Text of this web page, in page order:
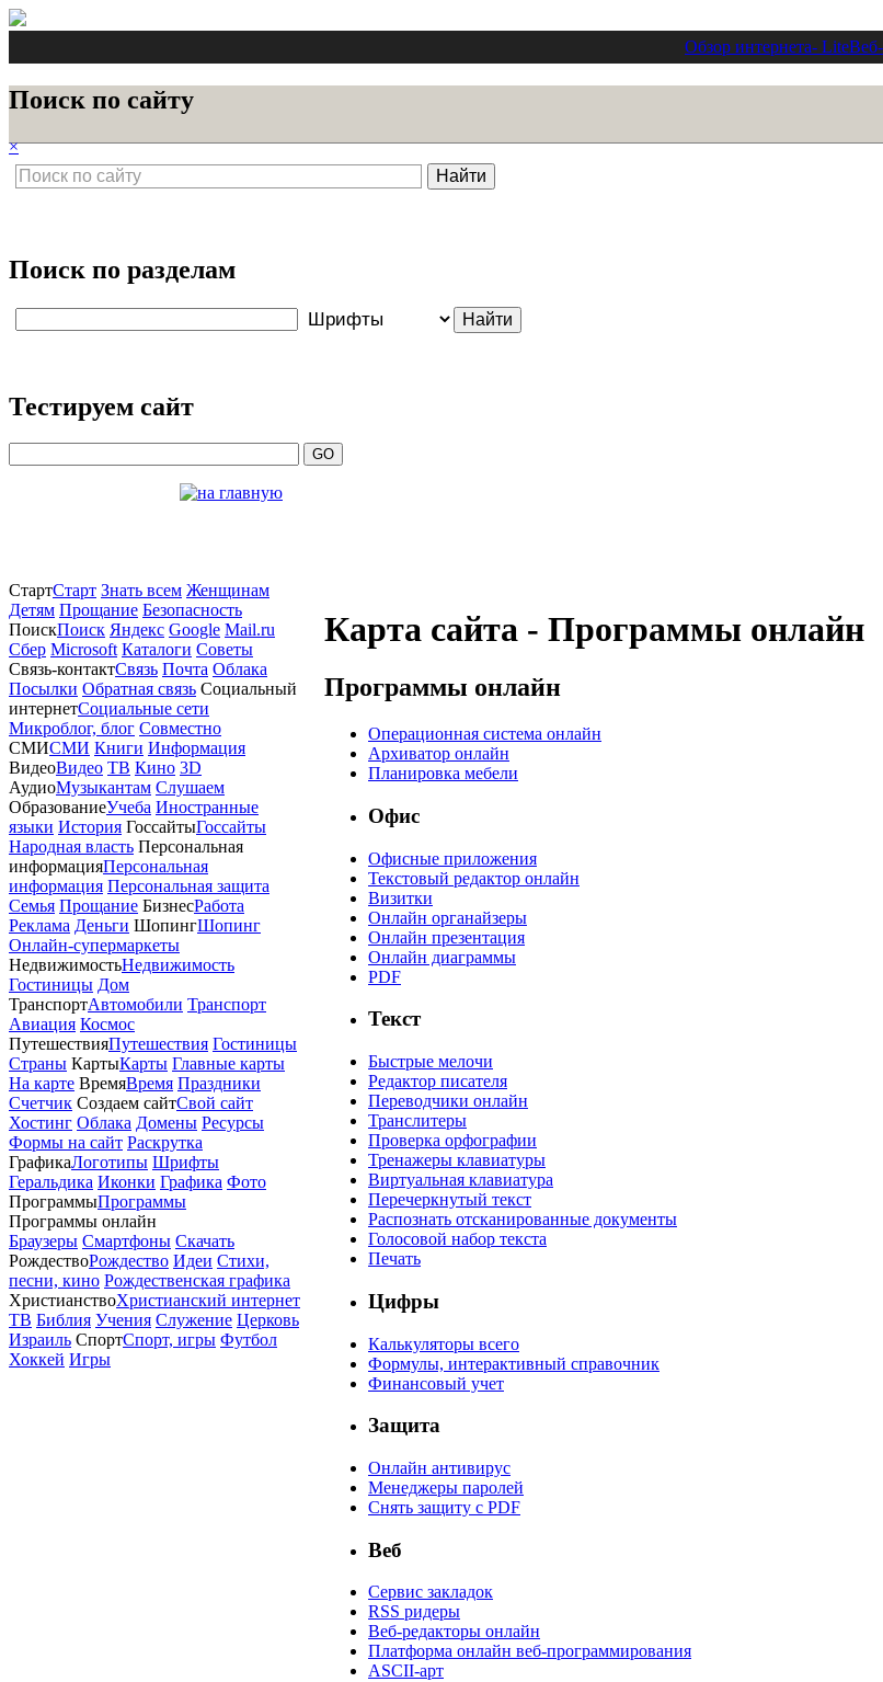
Обзор интернета- Lite
Поиск по сайту
×
Поиск по разделам
Тестируем сайт
СтартСтарт Знать всем Женщинам
Детям Прощание Безопасность
ПоискПоиск Яндекс Google Mail.ru
Сбер Microsoft Каталоги Советы
Связь-контактСвязь Почта Облака
Посылки Обратная связь Социальный
интернетСоциальные сети
Микроблог, блог Совместно
СМИСМИ Книги Информация
ВидеоВидео TB Кино 3D
АудиоМузыкантам Слушаем
ОбразованиеУчеба Иностранные
языки История ГоссайтыГоссайты
Народная власть Персональная
информацияПерсональная
информация Персональная защита
Семья Прощание БизнесРабота
Реклама Деньги ШопингШопинг
Онлайн-супермаркеты
НедвижимостьНедвижимость
Гостиницы Дом
ТранспортАвтомобили Транспорт
Авиация Космос
ПутешествияПутешествия Гостиницы
Страны КартыКарты Главные карты
На карте ВремяВремя Праздники
Счетчик Создаем сайтСвой сайт
Хостинг Облака Домены Ресурсы
Формы на сайт Раскрутка
ГрафикаЛоготипы Шрифты
Геральдика Иконки Графика Фото
ПрограммыПрограммы
Программы онлайн
Браузеры Смартфоны Скачать
РождествоРождество Идеи Стихи,
песни, кино Рождественская графика
ХристианствоХристианский интернет
ТВ Библия Учения Служение Церковь
Израиль СпортСпорт, игры Футбол
Хоккей Игры
Карта сайта - Программы онлайн
Программы онлайн
Операционная система онлайн
Архиватор онлайн
Планировка мебели
Офис
Офисные приложения
Текстовый редактор онлайн
Визитки
Онлайн органайзеры
Онлайн презентация
Онлайн диаграммы
PDF
Текст
Быстрые мелочи
Редактор писателя
Переводчики онлайн
Транслитеры
Проверка орфографии
Тренажеры клавиатуры
Виртуальная клавиатура
Перечеркнутый текст
Распознать отсканированные документы
Голосовой набор текста
Печать
Цифры
Калькуляторы всего
Формулы, интерактивный справочник
Финансовый учет
Защита
Онлайн антивирус
Менеджеры паролей
Снять защиту с PDF
Веб
Сервис закладок
RSS ридеры
Веб-редакторы онлайн
Платформа онлайн веб-программирования
ASCII-арт